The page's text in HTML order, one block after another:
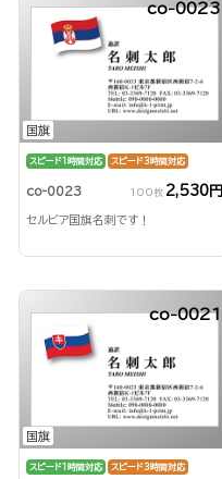
国旗
co-0023
スピード1時間対応 スピード3時間対応
co-0023 100枚 2,530円
セルビア国旗名刺です！
国旗
co-0021
スピード1時間対応 スピード3時間対応